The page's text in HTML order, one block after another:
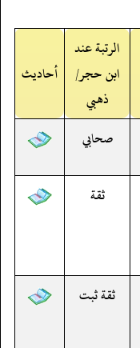
الرتبة عند
ابن حجر/
ذهبي
أحاديث
صحابي
ثقة
ثقة ثبت